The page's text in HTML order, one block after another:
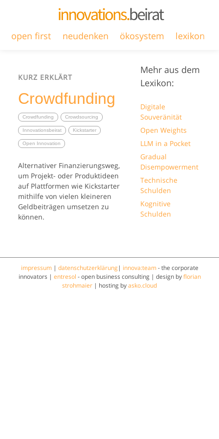
open first neudenken ökosystem lexikon
KURZ ERKLÄRT
Crowdfunding
Crowdfunding Crowdsourcing
Innovationsbeirat Kickstarter
Open Innovation
Alternativer Finanzierungsweg,
um Projekt- oder Produktideen
auf Plattformen wie Kickstarter
mithilfe von vielen kleineren
Geldbeiträgen umsetzen zu
können.
Mehr aus dem
Lexikon:
Digitale
Souveränität
Open Weights
LLM in a Pocket
Gradual
Disempowerment
Technische
Schulden
Kognitive
Schulden
impressum| datenschutzerklärung | innova:team- the corporate
innovators | entresol - open business consulting | design byflorian
strohmaier | hosting byasko.cloud